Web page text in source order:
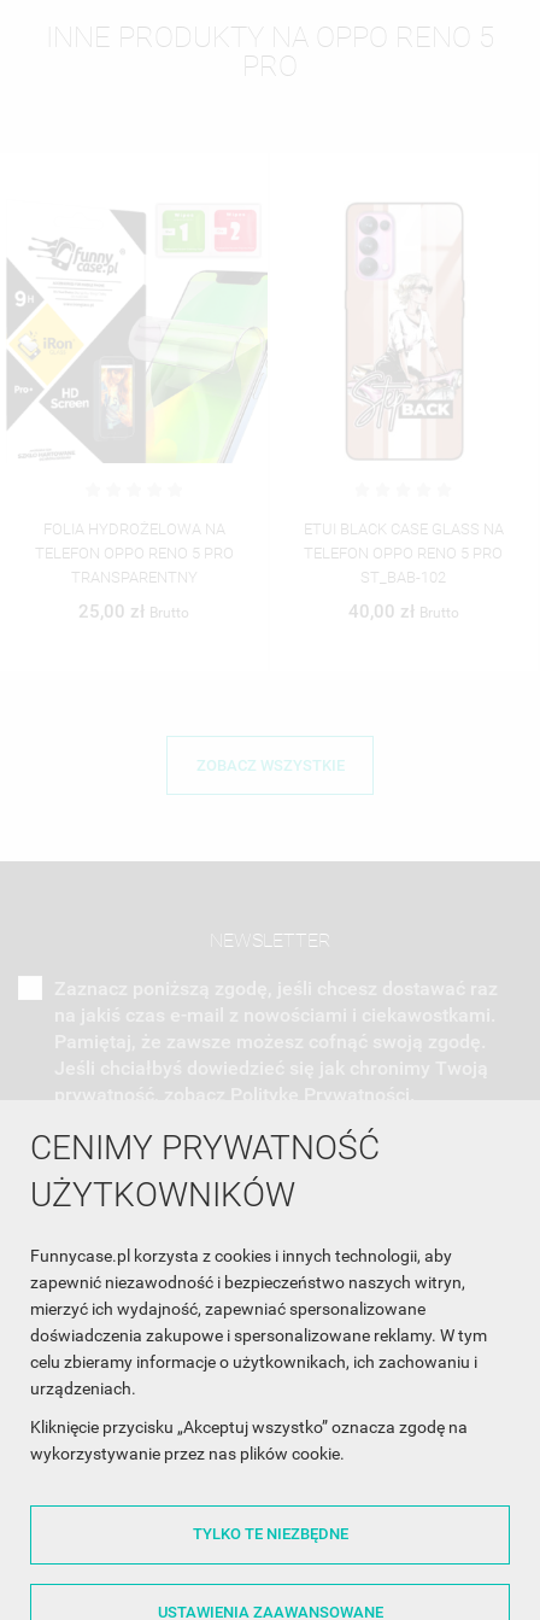
CENIMY PRYWATNOŚĆ
UŻYTKOWNIKÓW
Funnycase.pl korzysta z cookies i innych technologii, aby
zapewnić niezawodność i bezpieczeństwo naszych witryn,
mierzyć ich wydajność, zapewniać spersonalizowane
doświadczenia zakupowe i spersonalizowane reklamy. W tym
celu zbieramy informacje o użytkownikach, ich zachowaniu i
urządzeniach.
Kliknięcie przycisku „Akceptuj wszystko” oznacza zgodę na
wykorzystywanie przez nas plików cookie.
TYLKO TE NIEZBĘDNE
USTAWIENIA ZAAWANSOWANE
INNE PRODUKTY NA OPPO RENO 5
PRO
ETUI BLACK CASE GLASS NA
TELEFON OPPO RENO 5 PRO
ST_BAB-102
40,00 zł Brutto
ETUI BLACK CASE GLASS NA
TELEFON OPPO RENO 5 PRO
ST_BAB-104
40,00 zł Brutto
ZOBACZ WSZYSTKIE
NEWSLETTER
INFORMACJA O SKLEPIE
INFORMACJE
OBSŁUGA KLIENTA
WSPÓŁPRACA
ŚLEDŹ NAS NA FACEBOOKU
Made with❤in Poland